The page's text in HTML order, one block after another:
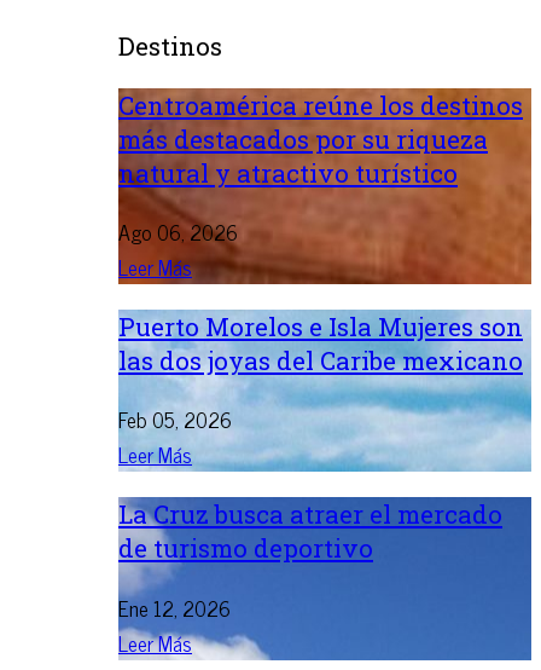
Destinos
Centroamérica reúne los destinos
más destacados por su riqueza
natural y atractivo turístico
Ago 06, 2026
Leer Más
Puerto Morelos e Isla Mujeres son
las dos joyas del Caribe mexicano
Feb 05, 2026
Leer Más
La Cruz busca atraer el mercado
de turismo deportivo
Ene 12, 2026
Leer Más